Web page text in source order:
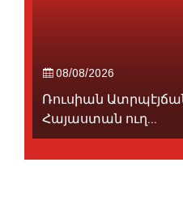
08/08/2026
Ռուսիան
Հայաստան ուղ...